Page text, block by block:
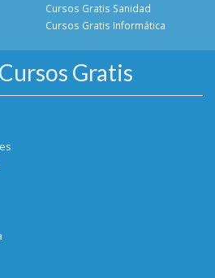
Cursos Gratis Sanidad
Cursos Gratis Informática
Gratis